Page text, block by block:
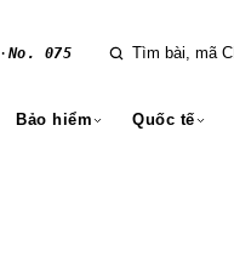
· No. 075
Bảo hiểm Quốc tế